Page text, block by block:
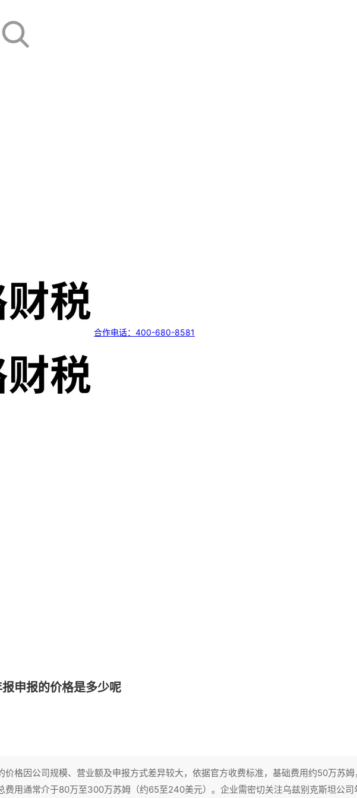
合作电话：400-680-8581
申报的价格是多少呢
格因公司规模、营业额及申报方式差异较大，依据官方收费标准，基础费用约50万苏姆
费用通常介于80万至300万苏姆（约65至240美元）。企业需密切关注乌兹别克斯坦公司